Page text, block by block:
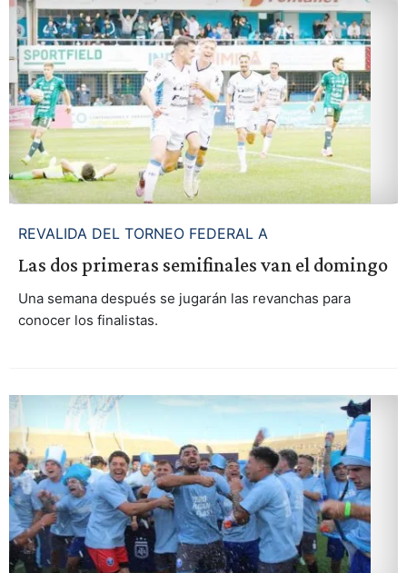
REVALIDA DEL TORNEO FEDERAL A
Las dos primeras semifinales van el domingo
Una semana después se jugarán las revanchas para
conocer los finalistas.